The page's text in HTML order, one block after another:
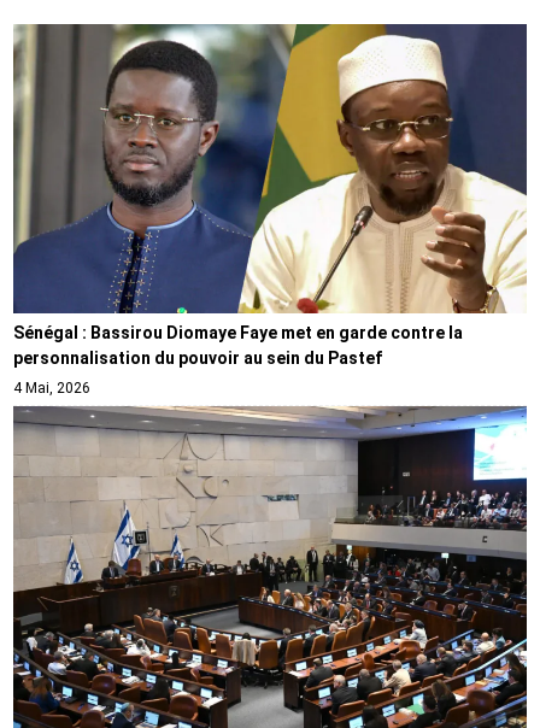
Sénégal : Bassirou Diomaye Faye met en garde contre la
personnalisation du pouvoir au sein du Pastef
4 Mai, 2026